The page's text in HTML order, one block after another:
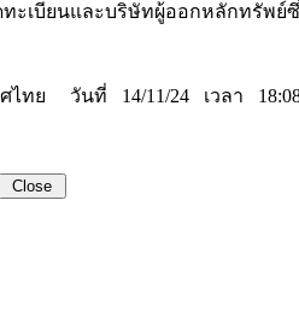
เบียนและบริษัทผู้ออกหลักทรัพย์
ไทย วันที่ 14/11/24 เวลา